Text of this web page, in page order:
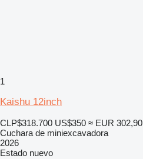
1
Kaishu 12inch
CLP$318.700 US$350 ≈ EUR 302,90
Cuchara de miniexcavadora
2026
Estado nuevo